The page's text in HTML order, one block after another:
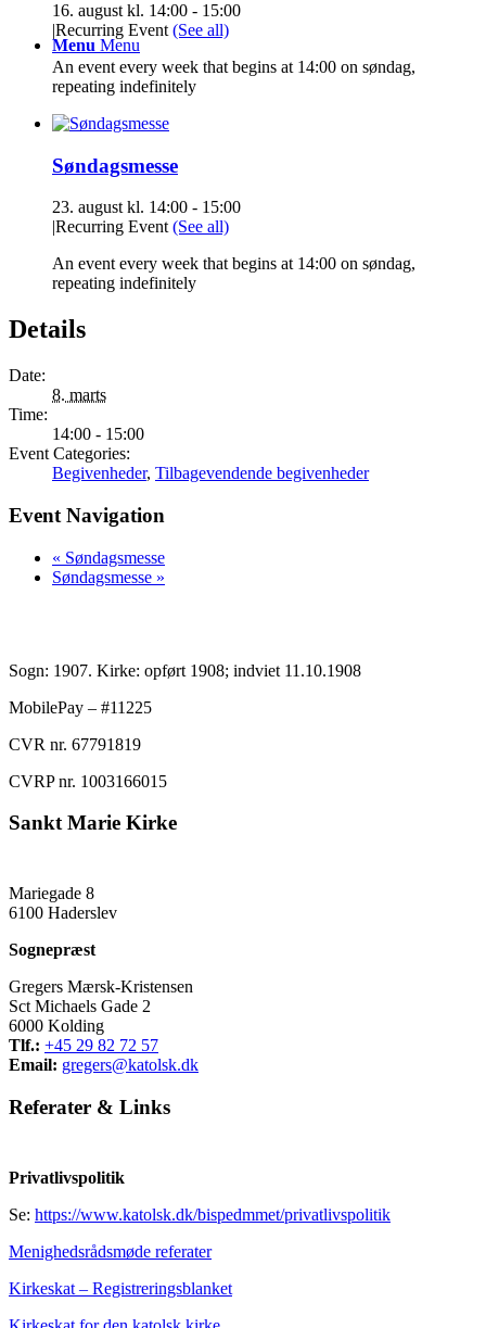
Menu Menu
16. august kl. 14:00 - 15:00
|Recurring Event (See all)
An event every week that begins at 14:00 on søndag,
repeating indefinitely
Søndagsmesse
23. august kl. 14:00 - 15:00
Recurring Event(See all)
An event every week that begins at 14:00 on søndag,
repeating indefinitely
Details
Date:
8. marts
Time:
14:00 - 15:00
Event Categories:
Begivenheder, Tilbagevendende begivenheder
Event Navigation
« Søndagsmesse
Søndagsmesse »
Sogn: 1907. Kirke: opført 1908; indviet 11.10.1908
MobilePay – #11225
CVR nr. 67791819
CVRP nr. 1003166015
Sankt Marie Kirke
Mariegade 8
6100 Haderslev
Sognepræst
Gregers Mærsk-Kristensen
Sct Michaels Gade 2
6000 Kolding
Tlf.: +45 29 82 72 57
Email: gregers@katolsk.dk
Referater & Links
Privatlivspolitik
Se: https://www.katolsk.dk/bispedmmet/privatlivspolitik
Menighedsrådsmøde referater
Kirkeskat – Registreringsblanket